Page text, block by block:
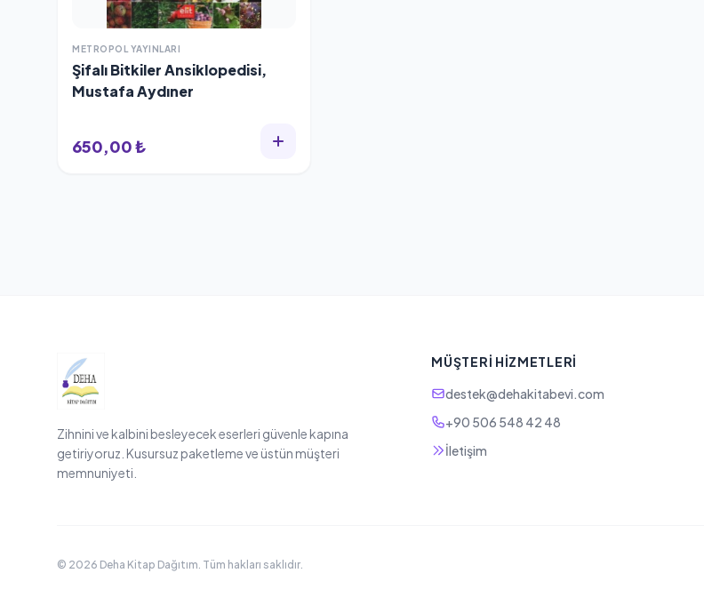
METROPOL YAYINLARI
Şifalı Bitkiler Ansiklopedisi,
Mustafa Aydıner
650,00 ₺
Zihnini ve kalbini besleyecek eserleri güvenle kapına
getiriyoruz. Kusursuz paketleme ve üstün müşteri
memnuniyeti.
MÜŞTERI HIZMETLERI
destek@dehakitabevi.com
+90 506 548 42 48
İletişim
© 2026 Deha Kitap Dağıtım. Tüm hakları saklıdır.